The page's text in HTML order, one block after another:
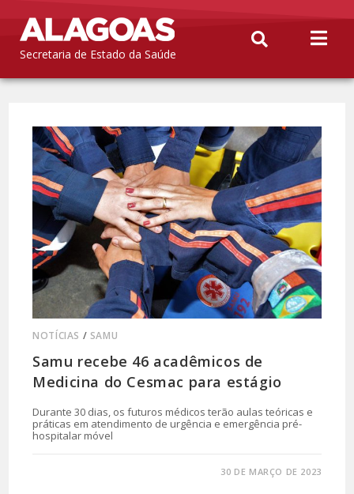
Secretaria de Estado da Saúde
NOTÍCIAS / SAMU
Samu recebe 46 acadêmicos de
Medicina do Cesmac para estágio
Durante 30 dias, os futuros médicos terão aulas teóricas e
práticas em atendimento de urgência e emergência pré-
hospitalar móvel
30 DE MARÇO DE 2023